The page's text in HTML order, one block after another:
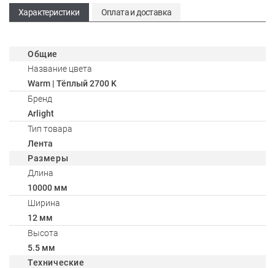
Характеристики Оплата и доставка
Общие
Название цвета
Warm | Тёплый 2700 K
Бренд
Arlight
Тип товара
Лента
Размеры
Длина
10000 мм
Ширина
12 мм
Высота
5.5 мм
Технические